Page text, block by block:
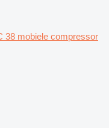
38 mobiele compressor